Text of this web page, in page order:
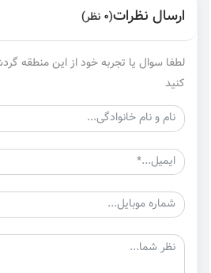
ارسال نظرات(0 نظر)
لطفا سوال یا تجربه خود از این منطقه
کنید